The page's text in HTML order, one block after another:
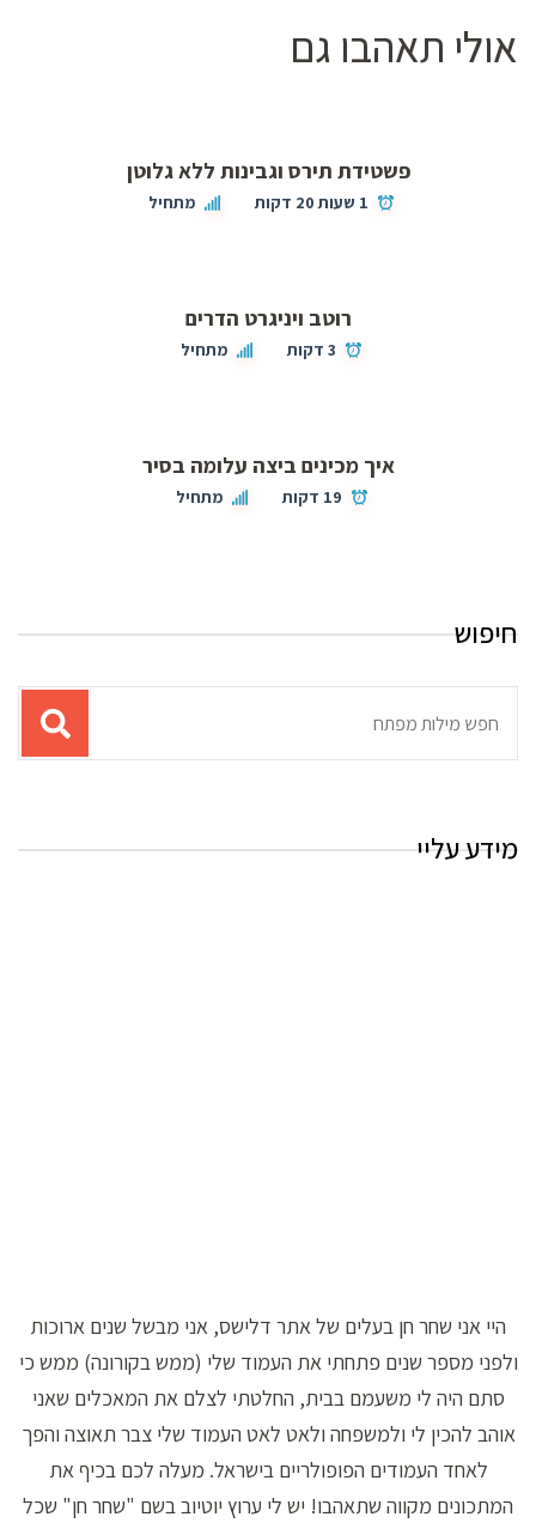
אולי תאהבו גם
פשטידת תירס וגבינות ללא גלוטן
1 שעות 20 דקות מתחיל
רוטב ויניגרט הדרים
3 דקות מתחיל
איך מכינים ביצה עלומה בסיר
19 דקות מתחיל
חיפוש
עבור
מידע עליי
היי אני שחר חן בעלים של אתר דלישס, אני מבשל שנים ארוכות
ולפני מספר שנים פתחתי את העמוד שלי (ממש בקורונה) ממש כי
סתם היה לי משעמם בבית, החלטתי לצלם את המאכלים שאני
אוהב להכין לי ולמשפחה ולאט לאט העמוד שלי צבר תאוצה והפך
לאחד העמודים הפופולריים בישראל. מעלה לכם בכיף את
המתכונים מקווה שתאהבו! יש לי ערוץ יוטיוב בשם "שחר חן" שכל